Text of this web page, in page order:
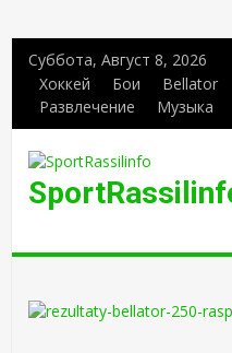
Суббота, Август 8, 2026
Хоккей
Бои Bellator
Развлечение
Музыка